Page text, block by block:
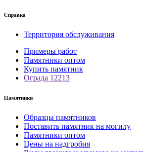
Справка
Территория обслуживания
Примеры работ
Памятники оптом
Купить памятник
Ограда 12213
Памятники
Образцы памятников
Поставить памятник на могилу
Памятники оптом
Цены на надгробия